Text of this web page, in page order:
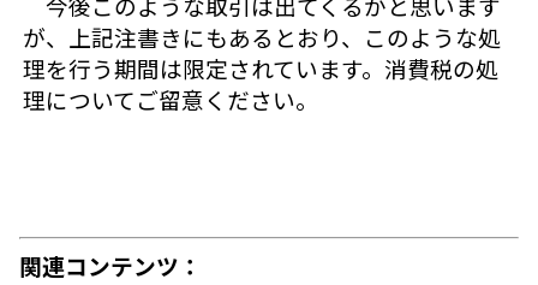
が、上記注書きにもあるとおり、このような処
理を行う期間は限定されています。消費税の処
理についてご留意ください。
関連コンテンツ：